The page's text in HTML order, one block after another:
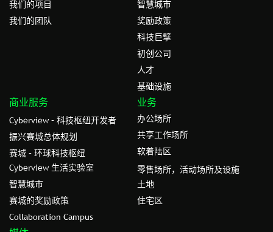
我们的项目
我们的团队
智慧城市
奖励政策
科技巨擘
初创公司
人才
基础设施
商业服务
Cyberview – 科技枢纽开发者
振兴赛城总体规划
赛城 – 环球科技枢纽
Cyberview 生活实验室
智慧城市
赛城的奖励政策
Collaboration Campus
业务
办公场所
共享工作场所
软着陆区
零售场所，活动场所及设施
土地
住宅区